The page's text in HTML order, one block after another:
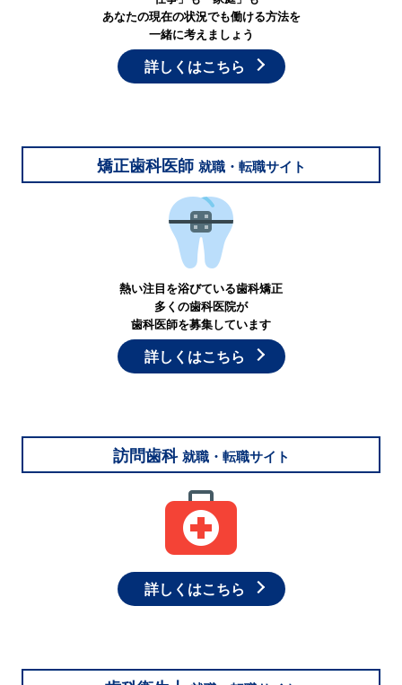
あなたの現在の状況でも働ける方法を
一緒に考えましょう
詳しくはこちら
矯正歯科医師 就職・転職サイト
熱い注目を浴びている歯科矯正
多くの歯科医院が
歯科医師を募集しています
詳しくはこちら
訪問歯科 就職・転職サイト
詳しくはこちら